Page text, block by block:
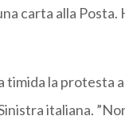
carta alla Posta.
timida la protesta
italiana.